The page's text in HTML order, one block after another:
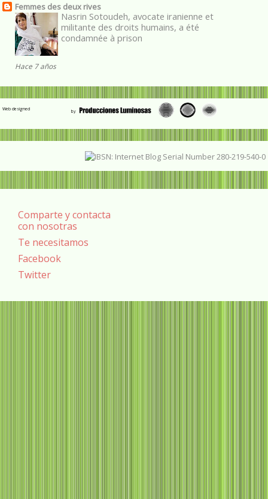
Femmes des deux rives
Nasrin Sotoudeh, avocate iranienne et
militante des droits humains, a été
condamnée à prison
Hace 7 años
Web designed
Comparte y contacta
con nosotras
Te necesitamos
Facebook
Twitter